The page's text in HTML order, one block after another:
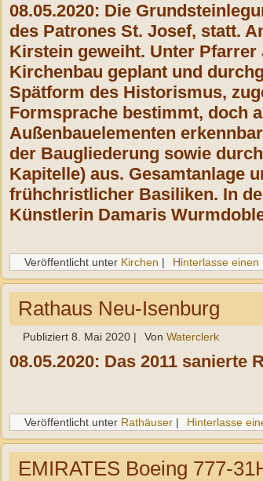
08.05.2020: Die
des Patrones St. Josef, statt.
Kirstein geweiht. Unter Pfarrer
Kirchenbau geplant und
Spätform des Historismus,
Formsprache bestimmt, doch
Außenbauelementen
der Baugliederung sowie
Kapitelle) aus. Gesamtanlage
frühchristlicher Basiliken. In
Künstlerin Damaris
Veröffentlicht unter Kirchen | Hinterlasse einen
Rathaus Neu-Isenburg
Publiziert 8. Mai 2020 | Von Waterclerk
08.05.2020: Das 2011 sanierte
Veröffentlicht unter Rathäuser | Hinterlasse
EMIRATES Boeing 777-